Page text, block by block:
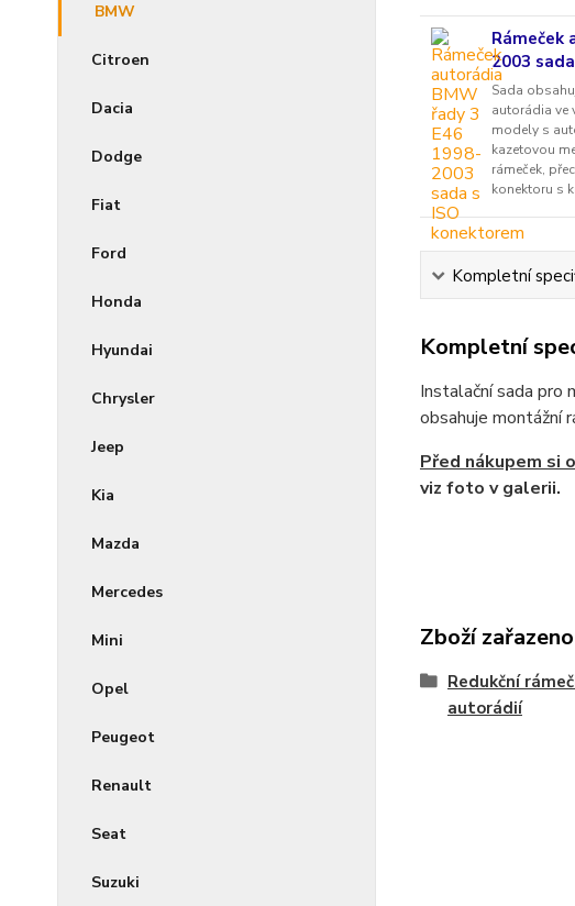
BMW
Citroen
Dacia
Dodge
Fiat
Ford
Honda
Hyundai
Chrysler
Jeep
Kia
Mazda
Mercedes
Mini
Opel
Peugeot
Renault
Seat
Suzuki
Rámeček
2003
Sada
autorádia ve
modely s
kazetovou
rámeček,
konektoru s
Kompletní
Kompletní
Instalační sada
obsahuje montážní
Před nákupem si
viz foto v galerii.
Zboží
Redukční
autorádií